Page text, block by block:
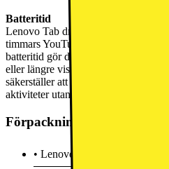
Batteritid
Lenovo Tab drivs av ett 5100 mAh
timmars YouTube-streaming på en
batteritid gör den perfekt för långa
eller längre visningssessioner.
säkerställer att du snabbt kan ladda
aktiviteter utan långa avbrott.
Förpackningen innehåller
• Lenovo Tab